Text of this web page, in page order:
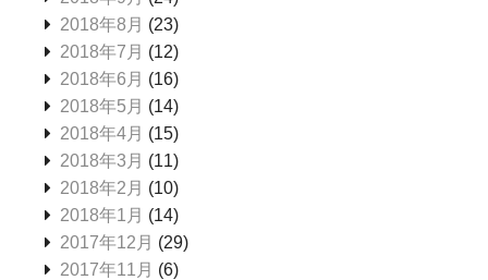
2018年8月 (23)
2018年7月 (12)
2018年6月 (16)
2018年5月 (14)
2018年4月 (15)
2018年3月 (11)
2018年2月 (10)
2018年1月 (14)
2017年12月 (29)
2017年11月 (6)